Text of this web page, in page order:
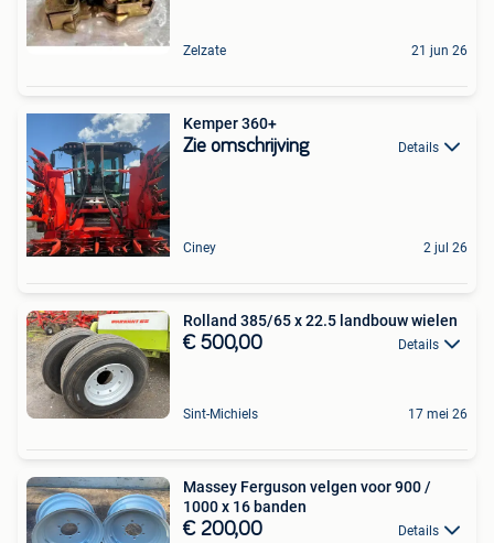
Zelzate 21 jun 26
Kemper 360+
Zie omschrijving Details
Ciney 2 jul 26
Rolland 385/65 x 22.5 landbouw wielen
€ 500,00 Details
Sint-Michiels 17 mei 26
Massey Ferguson velgen voor 900 /
1000 x 16 banden
€ 200,00 Details